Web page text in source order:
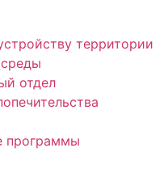
территории
отдел
программы